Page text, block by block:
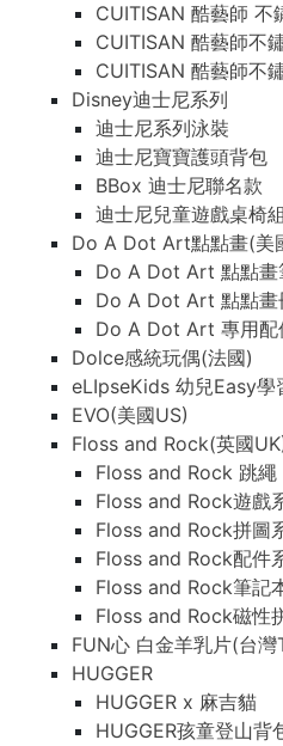
CUITISAN 酷藝師 不
CUITISAN 酷藝師不
CUITISAN 酷藝師不
Disney迪士尼系列
迪士尼系列泳裝
迪士尼寶寶護頭背包
BBox 迪士尼聯名款
迪士尼兒童遊戲桌椅組
Do A Dot Art點點畫(美
Do A Dot Art 點點畫
Do A Dot Art 點點畫
Do A Dot Art 專用配
Dolce感統玩偶(法國)
eLIpseKids 幼兒Easy學
EVO(美國US)
Floss and Rock(英國
Floss and Rock 跳繩
Floss and Rock遊戲
Floss and Rock拼圖
Floss and Rock配件
Floss and Rock筆記
Floss and Rock磁性
FUN心 白金羊乳片(台灣
HUGGER
HUGGER x 麻吉貓
HUGGER孩童登山背